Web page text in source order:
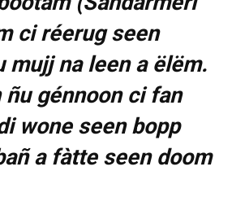
ci réerug seen
mujj na leen a ëlëm.
génnoon ci fan
wone seen bopp
a fàtte seen doom